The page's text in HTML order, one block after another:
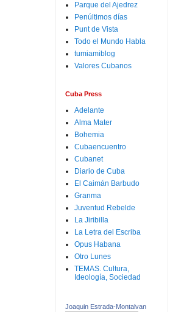
Parque del Ajedrez
Penúltimos días
Punt de Vista
Todo el Mundo Habla
tumiamiblog
Valores Cubanos
Cuba Press
Adelante
Alma Mater
Bohemia
Cubaencuentro
Cubanet
Diario de Cuba
El Caimán Barbudo
Granma
Juventud Rebelde
La Jiribilla
La Letra del Escriba
Opus Habana
Otro Lunes
TEMAS. Cultura,
Ideología, Sociedad
Joaquin Estrada-Montalvan